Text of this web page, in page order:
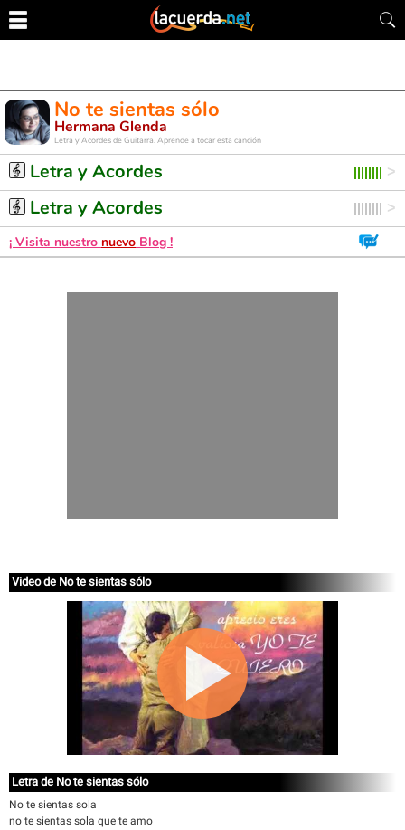
No te sientas sólo
Hermana Glenda
Letra y Acordes de Guitarra. Aprende a tocar esta canción
Letra y Acordes
Letra y Acordes
¡ Visita nuestro nuevo Blog !
Video de No te sientas sólo
Letra de No te sientas sólo
No te sientas sola
no te sientas sola que te amo